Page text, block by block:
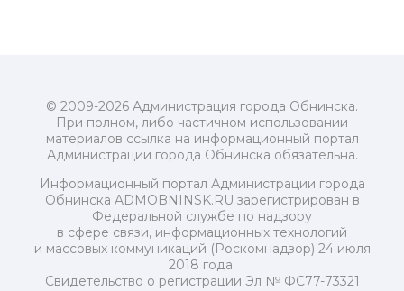
© 2009-2026 Администрация города Обнинска.
При полном, либо частичном использовании
материалов ссылка на информационный портал
Администрации города Обнинска обязательна.
Информационный портал Администрации города
Обнинска ADMOBNINSK.RU зарегистрирован в
Федеральной службе по надзору
в сфере связи, информационных технологий
и массовых коммуникаций (Роскомнадзор) 24 июля
2018 года.
Свидетельство о регистрации Эл № ФС77-73321